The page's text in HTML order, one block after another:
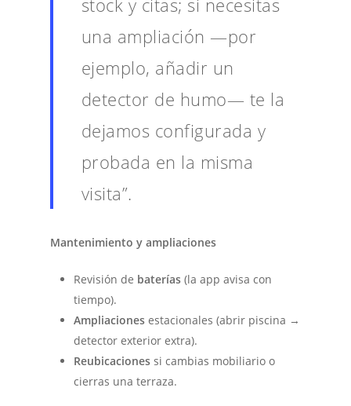
una ampliación —por
ejemplo, añadir un
detector de humo— te la
dejamos configurada y
probada en la misma
visita”.
Mantenimiento y ampliaciones
Revisión de baterías (la app avisa con
tiempo).
Ampliaciones estacionales (abrir piscina →
detector exterior extra).
Reubicaciones si cambias mobiliario o
cierras una terraza.